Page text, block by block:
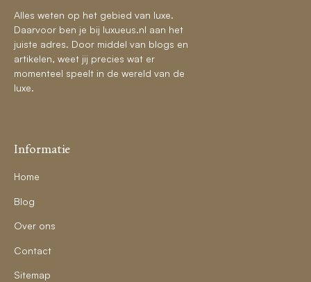
Alles weten op het gebied van luxe.
Daarvoor ben je bij luxueus.nl aan het
juiste adres. Door middel van blogs en
artikelen, weet jij precies wat er
momenteel speelt in de wereld van de
luxe.
Informatie
Home
Blog
Over ons
Contact
Sitemap